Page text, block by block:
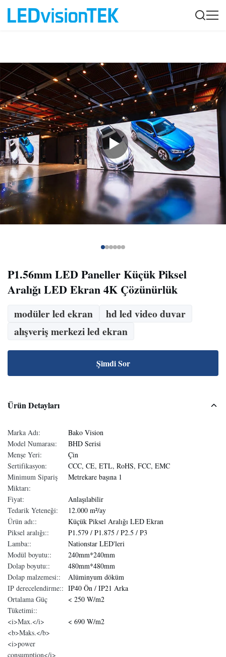
P1.56mm LED Paneller Küçük Piksel
Aralığı LED Ekran 4K Çözünürlük
modüler led ekran
hd led video duvar
alışveriş merkezi led ekran
Şimdi Sor
Ürün Detayları
Marka Adı:
Bako Vision
Model Numarası:
BHD Serisi
Menşe Yeri:
Çin
Sertifikasyon:
CCC, CE, ETL, RoHS, FCC, EMC
Minimum Sipariş
Miktarı:
Metrekare başına 1
Fiyat:
Anlaşılabilir
Tedarik Yeteneği:
12.000 m²/ay
Ürün adı::
Küçük Piksel Aralığı LED Ekran
Piksel aralığı::
P1.579 / P1.875 / P2.5 / P3
Lamba::
Nationstar LED'leri
Modül boyutu::
240mm*240mm
Dolap boyutu::
480mm*480mm
Dolap malzemesi::
Alüminyum döküm
IP derecelendirme:: IP40 Ön / IP21 Arka
Ortalama Güç
Tüketimi::
< 250 W/m2
<i>Max.</i>
<b>Maks.</b>
<i>power
consumption</i>
< 690 W/m2